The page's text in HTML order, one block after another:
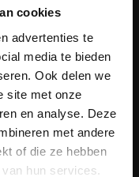
cookies
advertenties te
media te bieden
Ook delen we
site met onze
en analyse. Deze
met andere
of die ze hebben
hun services.
heeft
naar een
brengen